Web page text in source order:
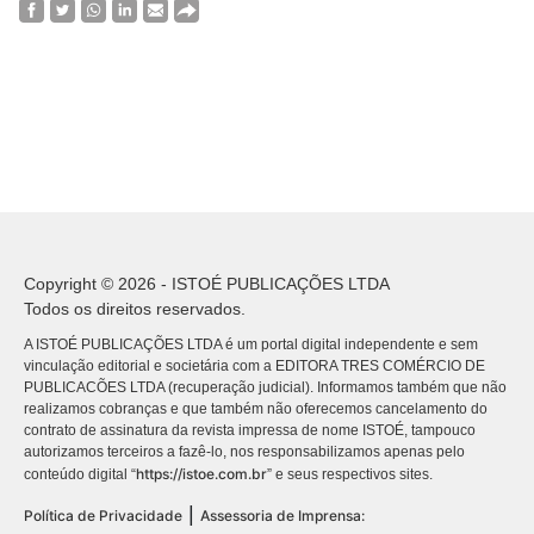
Copyright © 2026 - ISTOÉ PUBLICAÇÕES LTDA
Todos os direitos reservados.
A ISTOÉ PUBLICAÇÕES LTDA é um portal digital independente e sem
vinculação editorial e societária com a EDITORA TRES COMÉRCIO DE
PUBLICACÕES LTDA (recuperação judicial). Informamos também que não
realizamos cobranças e que também não oferecemos cancelamento do
contrato de assinatura da revista impressa de nome ISTOÉ, tampouco
autorizamos terceiros a fazê-lo, nos responsabilizamos apenas pelo
conteúdo digital “https://istoe.com.br” e seus respectivos sites.
Política de Privacidade Assessoria de Imprensa: